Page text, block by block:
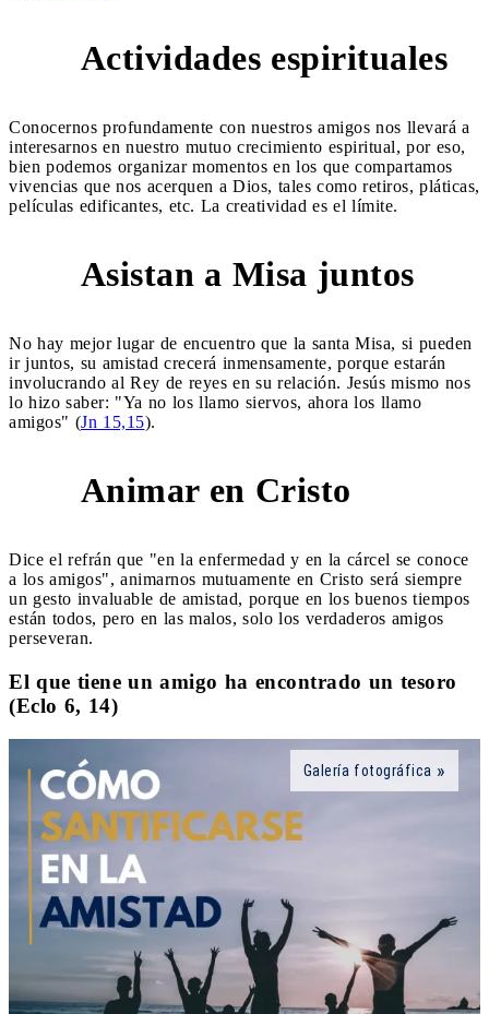
Actividades espirituales
Conocernos profundamente con nuestros amigos nos llevará a
interesarnos en nuestro mutuo crecimiento espiritual, por eso,
bien podemos organizar momentos en los que compartamos
vivencias que nos acerquen a Dios, tales como retiros, pláticas,
películas edificantes, etc. La creatividad es el límite.
Asistan a Misa juntos
No hay mejor lugar de encuentro que la santa Misa, si pueden
ir juntos, su amistad crecerá inmensamente, porque estarán
involucrando al Rey de reyes en su relación. Jesús mismo nos
lo hizo saber: "Ya no los llamo siervos, ahora los llamo
amigos" (Jn 15,15).
Animar en Cristo
Dice el refrán que "en la enfermedad y en la cárcel se conoce
a los amigos", animarnos mutuamente en Cristo será siempre
un gesto invaluable de amistad, porque en los buenos tiempos
están todos, pero en las malos, solo los verdaderos amigos
perseveran.
El que tiene un amigo ha encontrado un tesoro
(Eclo 6, 14)
Galería fotográfica